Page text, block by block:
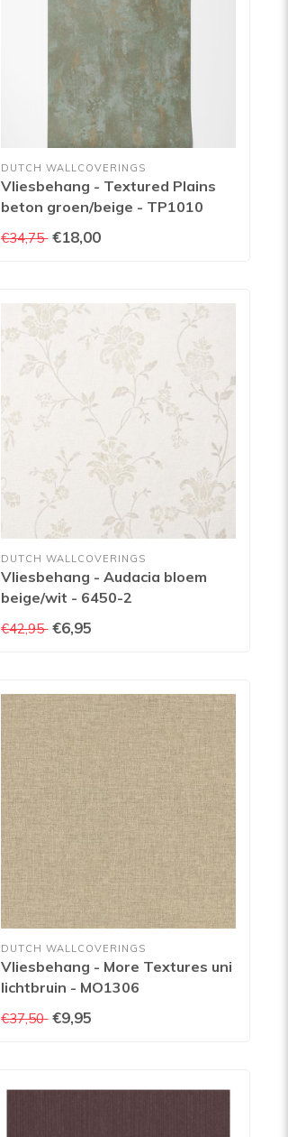
DUTCH WALLCOVERINGS
Vliesbehang - Textured Plains
beton groen/beige - TP1010
€34,75 €18,00
DUTCH WALLCOVERINGS
Vliesbehang - Audacia bloem
beige/wit - 6450-2
€42,95 €6,95
DUTCH WALLCOVERINGS
Vliesbehang - More Textures uni
lichtbruin - MO1306
€37,50 €9,95